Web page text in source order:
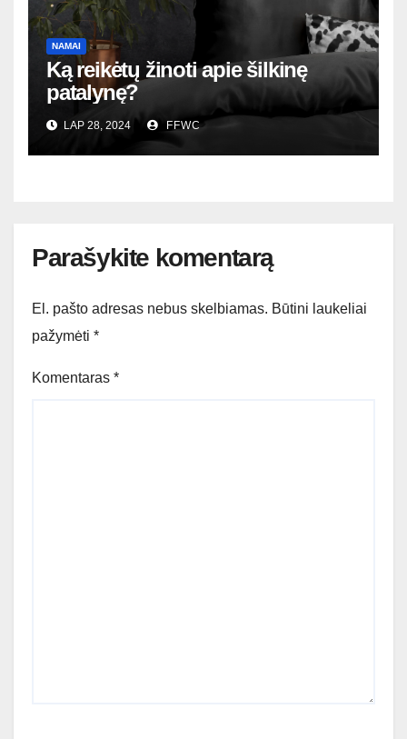
NAMAI
Ką reikėtų žinoti apie šilkinę
patalynę?
LAP 28, 2024 FFWC
Parašykite komentarą
El. pašto adresas nebus skelbiamas. Būtini laukeliai
pažymėti *
Komentaras *